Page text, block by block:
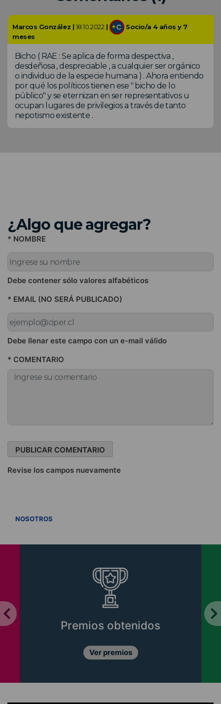
Marcos González | 18.10.2022 |
Socio/a 4 años y 7
meses
Bicho ( RAE : Se aplica de forma despectiva ,
desdeñosa , despreciable , a cualquier ser orgánico
o individuo de la especie humana ) . Ahora entiendo
por qué los políticos tienen ese " bicho de lo
público" y se eternizan en ser representativos u
ocupan lugares de privilegios a través de tanto
nepotismo existente .
¿Algo que agregar?
* NOMBRE
Debe contener sólo valores alfabéticos
* EMAIL (NO SERÁ PUBLICADO)
Debe llenar este campo con un e-mail válido
* COMENTARIO
Revise los campos nuevamente
NOSOTROS
Premios obtenidos
Ver premios